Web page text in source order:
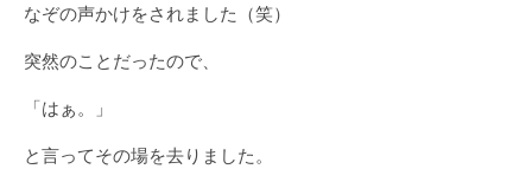
なぞの声かけをされました（笑）
突然のことだったので、
「はぁ。」
と言ってその場を去りました。